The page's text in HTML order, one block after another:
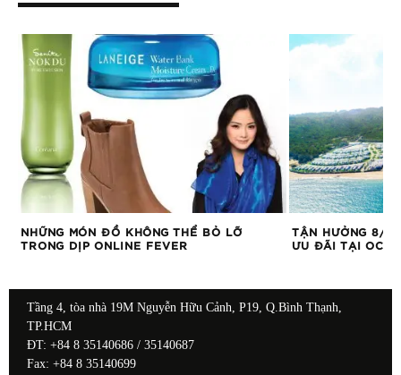
NHỮNG MÓN ĐỒ KHÔNG THỂ BỎ LỠ
TRONG DỊP ONLINE FEVER
TẬN HƯỞNG 8/3
ƯU ĐÃI TẠI
Tầng 4, tòa nhà 19M Nguyễn Hữu Cảnh, P19, Q.Bình Thạnh,
TP.HCM
ĐT: +84 8 35140686 / 35140687
Fax: +84 8 35140699